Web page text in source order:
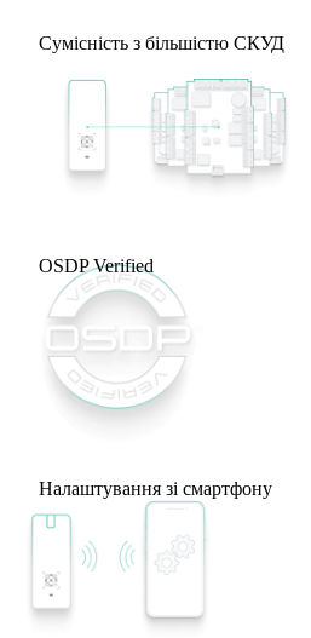
Сумісність з більшістю СКУД
OSDP Verified
Налаштування зі смартфону